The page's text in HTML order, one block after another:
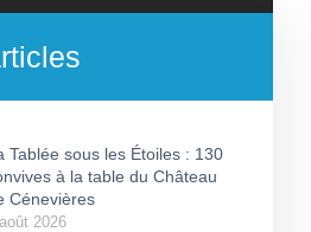
Tablée sous les Étoiles : 130
à la table du Château
Cénevières
2026